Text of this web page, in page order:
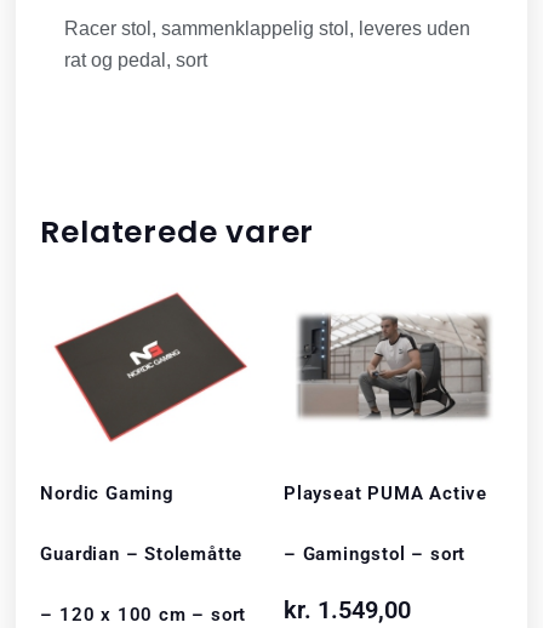
Racer stol, sammenklappelig stol, leveres uden
rat og pedal, sort
Relaterede varer
Nordic Gaming
Guardian – Stolemåtte
– 120 x 100 cm – sort
Playseat PUMA Active
– Gamingstol – sort
kr. 1.549,00